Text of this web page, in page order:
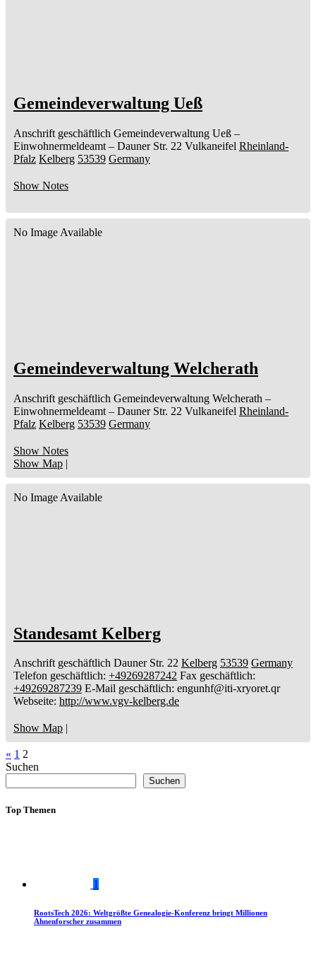
Gemeindeverwaltung Ueß
Anschrift geschäftlich Gemeindeverwaltung Ueß –
Einwohnermeldeamt – Dauner Str. 22 Vulkaneifel Rheinland-
Pfalz Kelberg 53539 Germany
Show Notes
No Image Available
Gemeindeverwaltung Welcherath
Anschrift geschäftlich Gemeindeverwaltung Welcherath –
Einwohnermeldeamt – Dauner Str. 22 Vulkaneifel Rheinland-
Pfalz Kelberg 53539 Germany
Show Notes
Show Map |
No Image Available
Standesamt Kelberg
Anschrift geschäftlich Dauner Str. 22 Kelberg 53539 Germany
Telefon geschäftlich: +49269287242 Fax geschäftlich:
+49269287239 E-Mail geschäftlich: engunhf@iti-xryoret.qr
Webseite: http://www.vgv-kelberg.de
Show Map
« Seite
1 Seite
2
Suchen
Suchen
Top Themen
1
RootsTech 2026: Weltgrößte Genealogie-Konferenz bringt Millionen
Ahnenforscher zusammen